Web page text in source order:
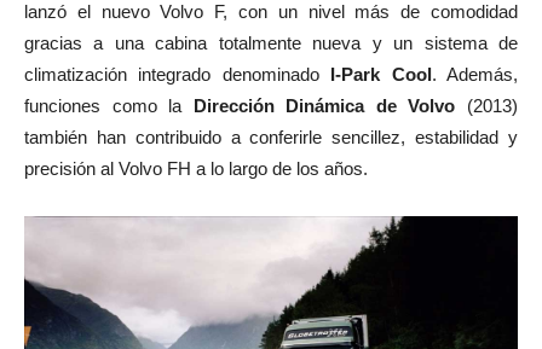
lanzó el nuevo Volvo F, con un nivel más de comodidad
gracias a una cabina totalmente nueva y un sistema de
climatización integrado denominado I-Park Cool. Además,
funciones como la Dirección Dinámica de Volvo (2013)
también han contribuido a conferirle sencillez, estabilidad y
precisión al Volvo FH a lo largo de los años.